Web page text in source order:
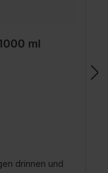
ml
drinnen und